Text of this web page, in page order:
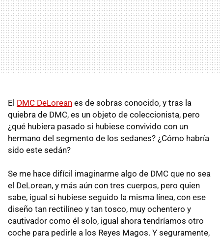
El DMC DeLorean es de sobras conocido, y tras la
quiebra de DMC, es un objeto de coleccionista, pero
¿qué hubiera pasado si hubiese convivido con un
hermano del segmento de los sedanes? ¿Cómo habría
sido este sedán?
Se me hace difícil imaginarme algo de DMC que no sea
el DeLorean, y más aún con tres cuerpos, pero quien
sabe, igual si hubiese seguido la misma línea, con ese
diseño tan rectilíneo y tan tosco, muy ochentero y
cautivador como él solo, igual ahora tendríamos otro
coche para pedirle a los Reyes Magos. Y seguramente,